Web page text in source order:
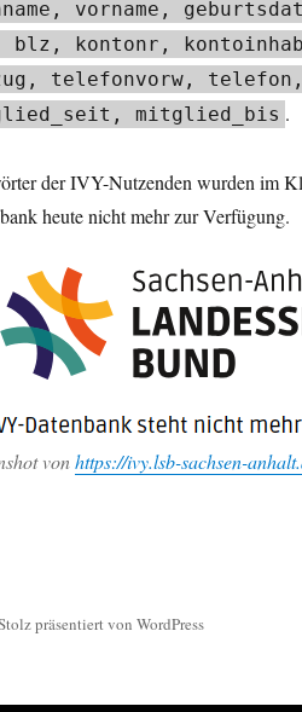
vorname,
kontonr,
telefonvorw,
mitglied_bis .
der IVY-Nutzenden wurden im
heute nicht mehr zur Verfügung.
vonhttps://ivy.lsb-sachsen-
präsentiert von WordPress